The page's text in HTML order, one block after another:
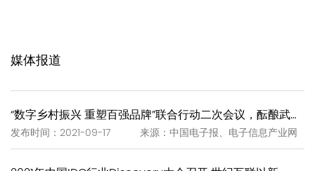
媒体报道
发布时间：2021-09-17 来源：中国电子报、电子信息产业网